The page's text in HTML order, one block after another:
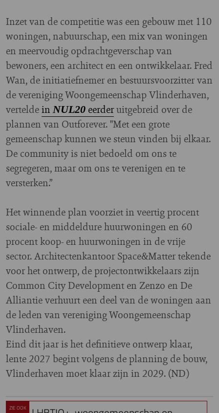
Inzet van de competitie was een gebouw met 110
woningen, nabuurschap, een mix van woningen
en meervoudig opdrachtgeverschap van
bewoners, een architect en een ontwikkelaar. Fred
Wan, de initiatiefnemer en bestuursvoorzitter van
de vereniging Woongemeenschap Vlinderhaven,
verteldein NUL20 eerderuitgebreid over de
plannen van Outforever. "Met een grote
gemeenschap kunnen we steun vinden bij elkaar.
De community is niet bedoeld om ons te
segregeren, maar om ons te verenigen en te
versterken.”
Het winnende plan voorziet in veertig procent
sociale- en middeldure huurwoningen en 60
procent koop- en huurwoningen in de vrije
sector. Architectenkantoor Space&Matter tekende
voor het ontwerp, de projectontwikkelaars zijn
Common City Development en Zenzo en De
Alliantie verhuurt een deel van de woningen aan
de leden van vereniging Woongemeenschap
Vlinderhaven.
Eind dit jaar is het definitieve ontwerp klaar,
lente 2027 begint volgens de planning de bouw,
Vlinderhaven moet klaar zijn in 2029. (ND)
ZIE OOK